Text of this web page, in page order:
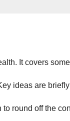
It covers
ideas are
round off the